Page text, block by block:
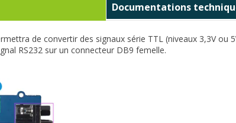
Documentations
de convertir des signaux série TTL (niveaux 3,3V ou
RS232 sur un connecteur DB9 femelle.